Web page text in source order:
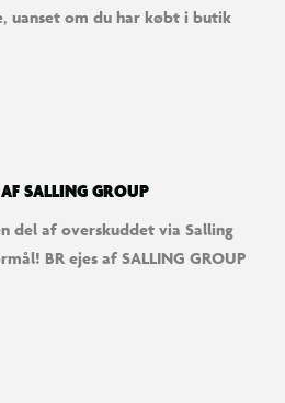
uanset om du har købt i butik
SALLING GROUP
del af overskuddet via Salling
BR ejes af SALLING GROUP